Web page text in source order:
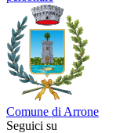
Comune di Arrone
Seguici su